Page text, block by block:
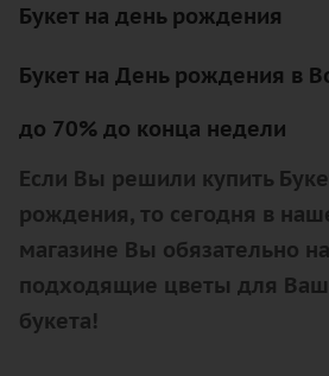
Букет на день рождения
Букет на День рождения в
до 70% до конца недели
Если Вы решили купить
рождения, то сегодня в
магазине Вы обязательно
подходящие цветы для
букета!